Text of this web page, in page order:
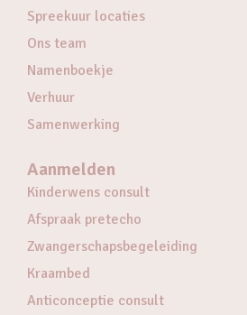
Spreekuur locaties
Ons team
Namenboekje
Verhuur
Samenwerking
Aanmelden
Kinderwens consult
Afspraak pretecho
Zwangerschapsbegeleiding
Kraambed
Anticonceptie consult